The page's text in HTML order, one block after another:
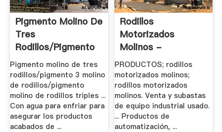
Pigmento Molino De
Tres
Rodillos/pigmento
3 .
Pigmento molino de tres
rodillos/pigmento 3 molino
de rodillos/pigmento
molino de rodillos triples ...
Con agua para enfriar para
asegurar los productos
acabados de ...
Rodillos
Motorizados
Molinos -
Hotelsexplore
PRODUCTOS; rodillos
motorizados molinos;
rodillos motorizados
molinos. Venta y subastas
de equipo industrial usado.
... Productos de
automatización, ...